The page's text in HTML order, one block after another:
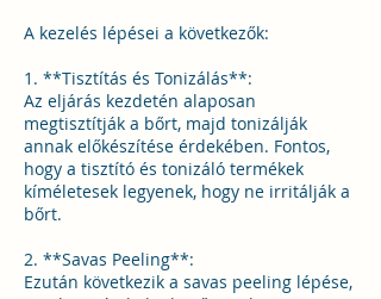
A kezelés lépései a következők:
1. **Tisztítás és Tonizálás**:
Az eljárás kezdetén alaposan
megtisztítják a bőrt, majd tonizálják
annak előkészítése érdekében. Fontos,
hogy a tisztító és tonizáló termékek
kíméletesek legyenek, hogy ne irritálják a
bőrt.
2. **Savas Peeling**:
Ezután következik a savas peeling lépése,